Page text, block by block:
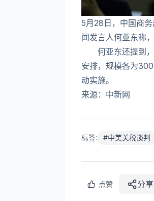
5月28日，中国商
闻发言人何亚东称
何亚东还提到，
安排，规模各为
动实施。
来源：中新网
标签: #中美关税谈判
点赞 分享